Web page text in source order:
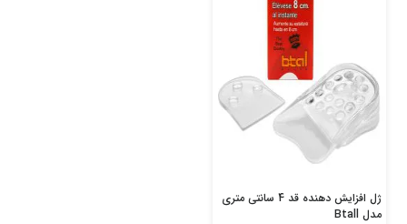
ژل افزایش دهنده قد 4 سانتی متری
مدل Btall